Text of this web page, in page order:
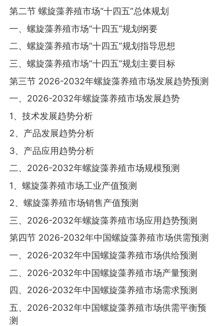
第二节 螺旋藻养殖市场“十四五”总体规划
一、螺旋藻养殖市场“十四五”规划纲要
二、螺旋藻养殖市场“十四五”规划指导思想
三、螺旋藻养殖市场“十四五”规划主要目标
第三节 2026-2032年螺旋藻养殖市场发展趋势预测
一、2026-2032年螺旋藻养殖市场发展趋势
1、技术发展趋势分析
2、产品发展趋势分析
3、产品应用趋势分析
二、2026-2032年螺旋藻养殖市场规模预测
1、螺旋藻养殖市场工业产值预测
2、螺旋藻养殖市场销售产值预测
三、2026-2032年螺旋藻养殖市场应用趋势预测
第四节 2026-2032年中国螺旋藻养殖市场供需预测
一、2026-2032年中国螺旋藻养殖市场供给预测
二、2026-2032年中国螺旋藻养殖市场产量预测
四、2026-2032年中国螺旋藻养殖市场需求预测
五、2026-2032年中国螺旋藻养殖市场供需平衡预
测